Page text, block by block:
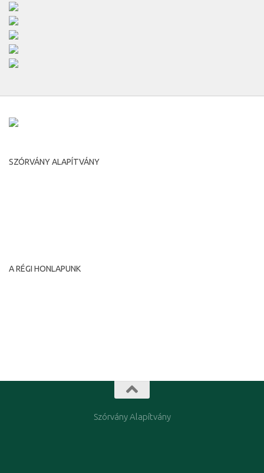
SZÓRVÁNY ALAPÍTVÁNY
A RÉGI HONLAPUNK
Szórvány Alapítvány